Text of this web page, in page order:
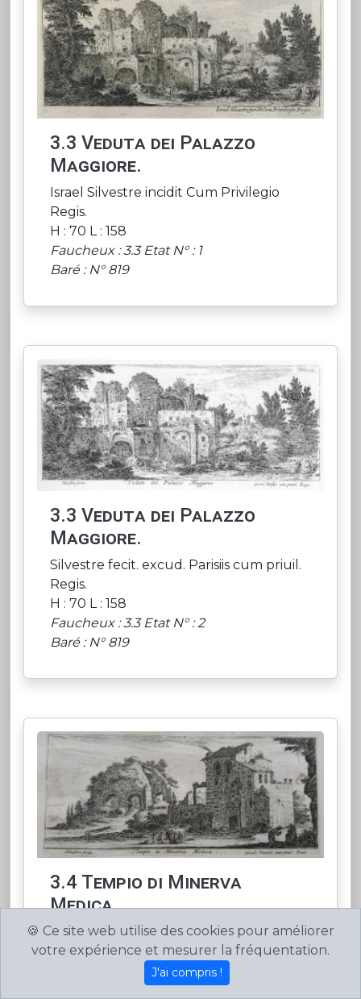
3.3 Veduta dei Palazzo
Maggiore.
Israel Silvestre incidit Cum Privilegio
Regis.
H : 70 L : 158
Faucheux : 3.3 Etat N° : 1
Baré : N° 819
3.3 Veduta dei Palazzo
Maggiore.
Silvestre fecit. excud. Parisiis cum priuil.
Regis.
H : 70 L : 158
Faucheux : 3.3 Etat N° : 2
Baré : N° 819
3.4 Tempio di Minerva
Medica.
Silvestre fecit excud. Parisiis cum priuil.
Regis.
🍪 Ce site web utilise des cookies pour améliorer
votre expérience et mesurer la fréquentation.
J'ai compris !